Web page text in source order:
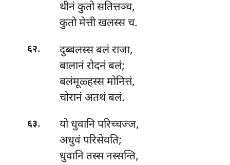
थीनं कुतो सतित्तञ्च,
कुतो मेत्ती खलस्स च.
६२. दुब्बलस्सबलं राजा,
बालानं रोदनं बलं;
बलंमूळ्हस्स मोनित्तं,
चोरानं अतथं बलं.
६३. योधुवानि परिच्चज्ज,
अधुवं परिसेवति;
धुवानि तस्स नस्सन्ति,